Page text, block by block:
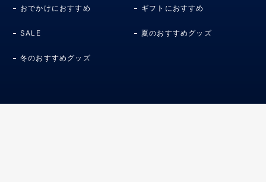
おでかけにおすすめ ギフトにおすすめ
SALE 夏のおすすめグッズ
冬のおすすめグッズ